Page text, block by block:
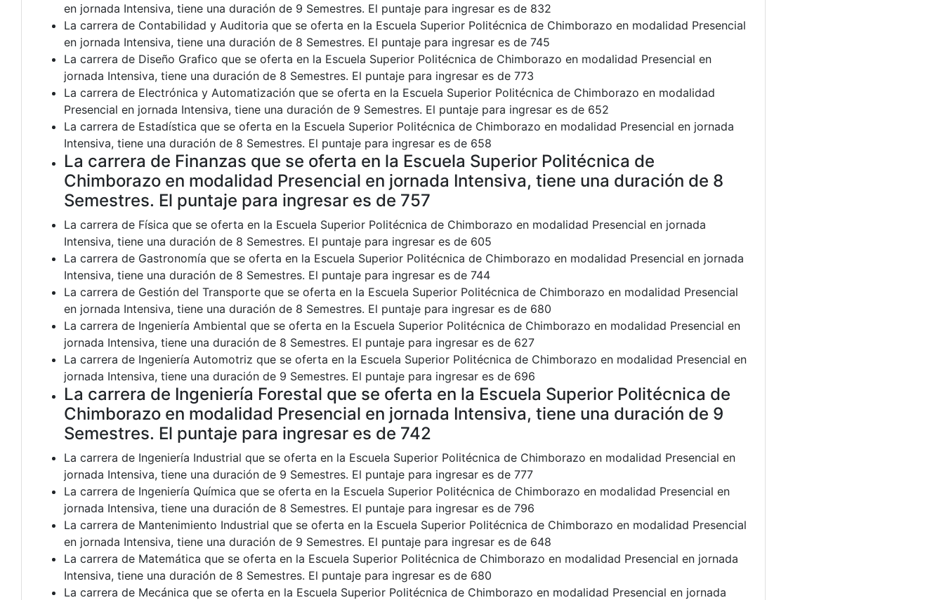
en jornada Intensiva, tiene una duración de 9 Semestres. El puntaje para ingresar es de 832
La carrera de Contabilidad y Auditoria que se oferta en la Escuela Superior Politécnica de Chimborazo en modalidad Presencial
en jornada Intensiva, tiene una duración de 8 Semestres. El puntaje para ingresar es de 745
La carrera de Diseño Grafico que se oferta en la Escuela Superior Politécnica de Chimborazo en modalidad Presencial en
jornada Intensiva, tiene una duración de 8 Semestres. El puntaje para ingresar es de 773
La carrera de Electrónica y Automatización que se oferta en la Escuela Superior Politécnica de Chimborazo en modalidad
Presencial en jornada Intensiva, tiene una duración de 9 Semestres. El puntaje para ingresar es de 652
La carrera de Estadística que se oferta en la Escuela Superior Politécnica de Chimborazo en modalidad Presencial en jornada
Intensiva, tiene una duración de 8 Semestres. El puntaje para ingresar es de 658
La carrera de Finanzas que se oferta en la Escuela Superior Politécnica de
Chimborazo en modalidad Presencial en jornada Intensiva, tiene una duración de 8
Semestres. El puntaje para ingresar es de 757
La carrera de Física que se oferta en la Escuela Superior Politécnica de Chimborazo en modalidad Presencial en jornada
Intensiva, tiene una duración de 8 Semestres. El puntaje para ingresar es de 605
La carrera de Gastronomía que se oferta en la Escuela Superior Politécnica de Chimborazo en modalidad Presencial en jornada
Intensiva, tiene una duración de 8 Semestres. El puntaje para ingresar es de 744
La carrera de Gestión del Transporte que se oferta en la Escuela Superior Politécnica de Chimborazo en modalidad Presencial
en jornada Intensiva, tiene una duración de 8 Semestres. El puntaje para ingresar es de 680
La carrera de Ingeniería Ambiental que se oferta en la Escuela Superior Politécnica de Chimborazo en modalidad Presencial en
jornada Intensiva, tiene una duración de 8 Semestres. El puntaje para ingresar es de 627
La carrera de Ingeniería Automotriz que se oferta en la Escuela Superior Politécnica de Chimborazo en modalidad Presencial en
jornada Intensiva, tiene una duración de 9 Semestres. El puntaje para ingresar es de 696
La carrera de Ingeniería Forestal que se oferta en la Escuela Superior Politécnica de
Chimborazo en modalidad Presencial en jornada Intensiva, tiene una duración de 9
Semestres. El puntaje para ingresar es de 742
La carrera de Ingeniería Industrial que se oferta en la Escuela Superior Politécnica de Chimborazo en modalidad Presencial en
jornada Intensiva, tiene una duración de 9 Semestres. El puntaje para ingresar es de 777
La carrera de Ingeniería Química que se oferta en la Escuela Superior Politécnica de Chimborazo en modalidad Presencial en
jornada Intensiva, tiene una duración de 8 Semestres. El puntaje para ingresar es de 796
La carrera de Mantenimiento Industrial que se oferta en la Escuela Superior Politécnica de Chimborazo en modalidad Presencial
en jornada Intensiva, tiene una duración de 9 Semestres. El puntaje para ingresar es de 648
La carrera de Matemática que se oferta en la Escuela Superior Politécnica de Chimborazo en modalidad Presencial en jornada
Intensiva, tiene una duración de 8 Semestres. El puntaje para ingresar es de 680
La carrera de Mecánica que se oferta en la Escuela Superior Politécnica de Chimborazo en modalidad Presencial en jornada